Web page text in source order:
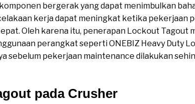
bergerak yang dapat menimbulkan
kerja dapat meningkat ketika pekerjaan
Oleh karena itu, penerapan Lockout Tagout
perangkat seperti ONEBIZ Heavy Duty
sebelum pekerjaan maintenance dilakukan
pada Crusher